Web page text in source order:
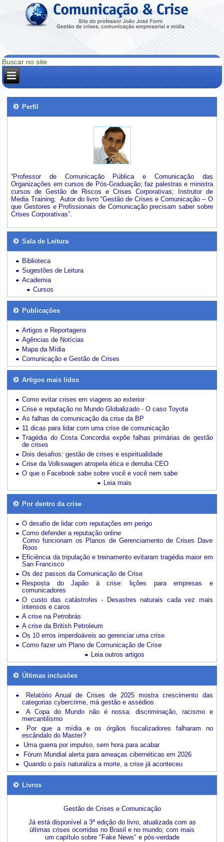
Perfil
“Professor de Comunicação Pública e Comunicação das
Organizações em cursos de Pós-Graduação; faz palestras e ministra
cursos de Gestão de Riscos e Crises Corporativas; Instrutor de
Media Training; Autor do livro “Gestão de Crises e Comunicação – O
que Gestores e Profissionais de Comunicação precisam saber sobre
Crises Corporativas”.
Sala de Leitura
Biblioteca
Sugestões de Leitura
Academia
Cursos
Publicações
Artigos e Reportagens
Agências de Notícias
Mapa da Mídia
Comunicação e Gestão de Crises
Artigos mais lidos
Como evitar crises em viagens ao exterior
Crise e reputação no Mundo Globalizado - O caso Toyota
As falhas de comunicação da crise da BP
11 dicas para lidar com uma crise de comunicação
Tragédia do Costa Concordia expõe falhas primárias de gestão
de crises
Dois desafios: gestão de crises e espiritualidade
Crise da Volkswagen atropela ética e derruba CEO
O que o Facebook sabe sobre você e você nem sabe
Leia mais
Por dentro da crise
O desafio de lidar com reputações em perigo
Como defender a reputação online
Como funcionam os Planos de Gerenciamento de Crises Dave
Roos
Eficiência da tripulação e treinamento evitaram tragédia maior em
San Francisco
Os dez passos da Comunicação de Crise
Resposta do Japão à crise: lições para empresas e
comunicadores
O custo das catástrofes -
Desastres naturais cada vez mais
intensos e caros
A crise na Petrobrás
A crise da British Petroleum
Os 10 erros imperdoáveis ao gerenciar uma crise
Como fazer um Plano de Comunicação de Crise
Leia outros artigos
Últimas inclusões
Relatório Anual de Crises de 2025 mostra crescimento das
categorias cybercrime, má gestão e assédios
A Copa do Mundo não é nossa: discriminação, racismo e
mercantilismo
Por que a mídia e os órgãos fiscalizadores falharam no
escândalo do Master?
Uma guerra por impulso, sem hora para acabar
Fórum Mundial alerta para ameaças cibernéticas em 2026
Quando o país naturaliza a morte, a crise já aconteceu
Livros
Gestão de Crises e Comunicação
Já está disponível a 3ª edição do livro, atualizada com as
últimas crises ocorridas no Brasil e no mundo; com mais
um capítulo sobre "Fake News" e pós-verdade